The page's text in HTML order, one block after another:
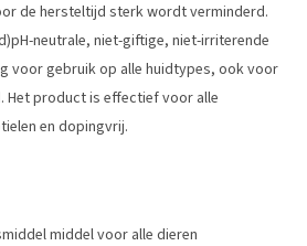
de hersteltijd sterk wordt verminderd.
neutrale, niet-giftige, niet-irriterende
voor gebruik op alle huidtypes, ook voor
Het product is effectief voor alle
en dopingvrij.
middel voor alle dieren